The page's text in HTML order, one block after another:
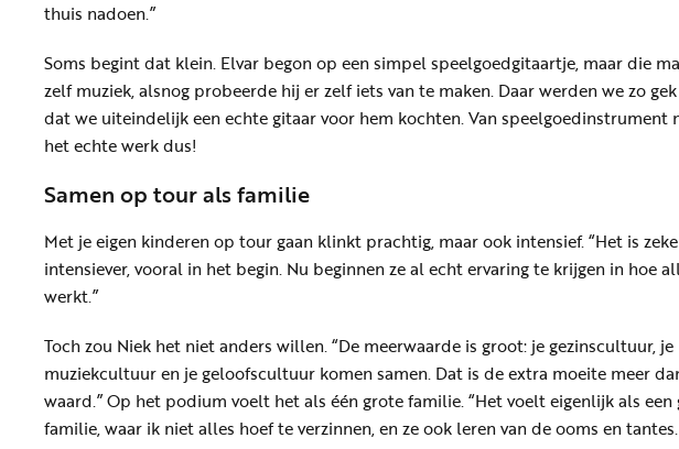
thuis nadoen.”
Soms begint dat klein. Elvar begon op een simpel speelgoedgitaartje, maar die
zelf muziek, alsnog probeerde hij er zelf iets van te maken. Daar werden we zo
dat we uiteindelijk een echte gitaar voor hem kochten. Van speelgoedinstrument
het echte werk dus!
Samen op tour als familie
Met je eigen kinderen op tour gaan klinkt prachtig, maar ook intensief. “Het is
intensiever, vooral in het begin. Nu beginnen ze al echt ervaring te krijgen in hoe
werkt.”
Toch zou Niek het niet anders willen. “De meerwaarde is groot: je gezinscultuur, je
muziekcultuur en je geloofscultuur komen samen. Dat is de extra moeite meer
waard.” Op het podium voelt het als één grote familie. “Het voelt eigenlijk als een
familie, waar ik niet alles hoef te verzinnen, en ze ook leren van de ooms en